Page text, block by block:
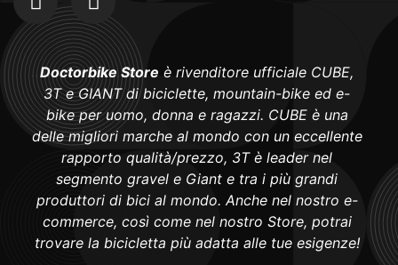
Doctorbike Store è rivenditore ufficiale CUBE,
3T e GIANT di biciclette, mountain-bike ed e-
bike per uomo, donna e ragazzi. CUBE è una
delle migliori marche al mondo con un eccellente
rapporto qualità/prezzo, 3T è leader nel
segmento gravel e Giant e tra i più grandi
produttori di bici al mondo. Anche nel nostro e-
commerce, così come nel nostro Store, potrai
trovare la bicicletta più adatta alle tue esigenze!